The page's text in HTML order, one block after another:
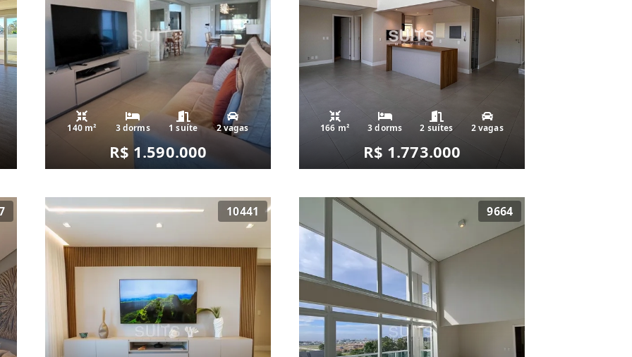
140 m² 3 dorms 1 suíte 2 vagas
R$ 1.590.000
166 m² 3 dorms 2 suítes 2 vagas
R$ 1.773.000
10441 9664